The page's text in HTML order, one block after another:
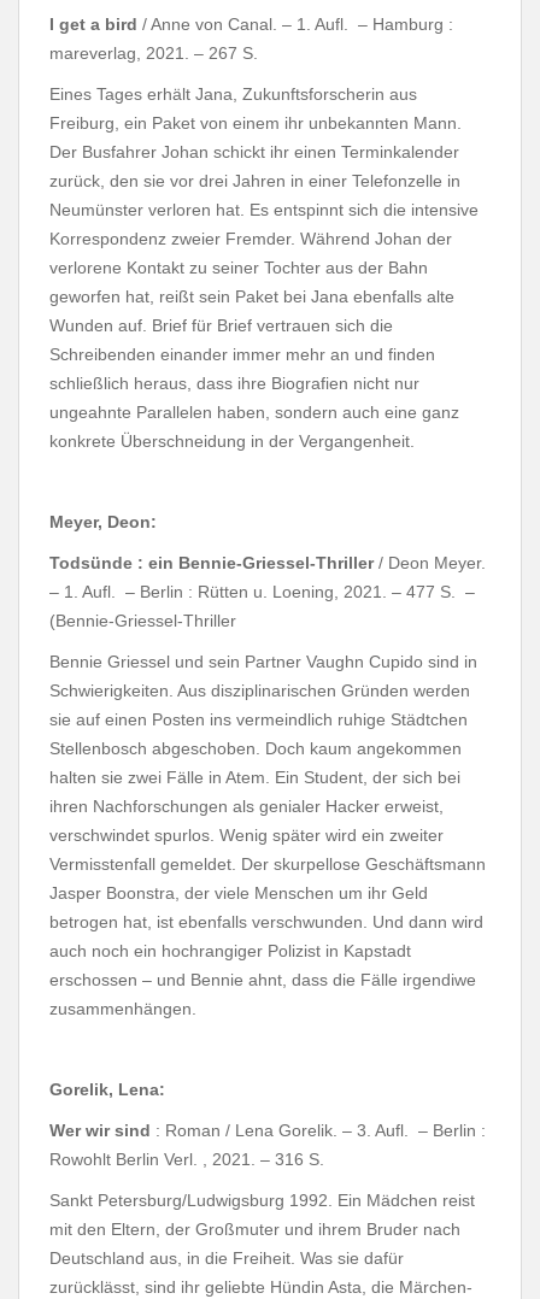
I get a bird / Anne von Canal. – 1. Aufl. – Hamburg :
mareverlag, 2021. – 267 S.
Eines Tages erhält Jana, Zukunftsforscherin aus
Freiburg, ein Paket von einem ihr unbekannten Mann.
Der Busfahrer Johan schickt ihr einen Terminkalender
zurück, den sie vor drei Jahren in einer Telefonzelle in
Neumünster verloren hat. Es entspinnt sich die intensive
Korrespondenz zweier Fremder. Während Johan der
verlorene Kontakt zu seiner Tochter aus der Bahn
geworfen hat, reißt sein Paket bei Jana ebenfalls alte
Wunden auf. Brief für Brief vertrauen sich die
Schreibenden einander immer mehr an und finden
schließlich heraus, dass ihre Biografien nicht nur
ungeahnte Parallelen haben, sondern auch eine ganz
konkrete Überschneidung in der Vergangenheit.
Meyer, Deon:
Todsünde : ein Bennie-Griessel-Thriller/ Deon Meyer.
– 1. Aufl. – Berlin : Rütten u. Loening, 2021. – 477 S. –
(Bennie-Griessel-Thriller
Bennie Griessel und sein Partner Vaughn Cupido sind in
Schwierigkeiten. Aus disziplinarischen Gründen werden
sie auf einen Posten ins vermeindlich ruhige Städtchen
Stellenbosch abgeschoben. Doch kaum angekommen
halten sie zwei Fälle in Atem. Ein Student, der sich bei
ihren Nachforschungen als genialer Hacker erweist,
verschwindet spurlos. Wenig später wird ein zweiter
Vermisstenfall gemeldet. Der skurpellose Geschäftsmann
Jasper Boonstra, der viele Menschen um ihr Geld
betrogen hat, ist ebenfalls verschwunden. Und dann wird
auch noch ein hochrangiger Polizist in Kapstadt
erschossen – und Bennie ahnt, dass die Fälle irgendiwe
zusammenhängen.
Gorelik, Lena:
Wer wir sind : Roman / Lena Gorelik. – 3. Aufl. – Berlin :
Rowohlt Berlin Verl. , 2021. – 316 S.
Sankt Petersburg/Ludwigsburg 1992. Ein Mädchen reist
mit den Eltern, der Großmuter und ihrem Bruder nach
Deutschland aus, in die Freiheit. Was sie dafür
zurücklässt, sind ihr geliebte Hündin Asta, die Märchen-